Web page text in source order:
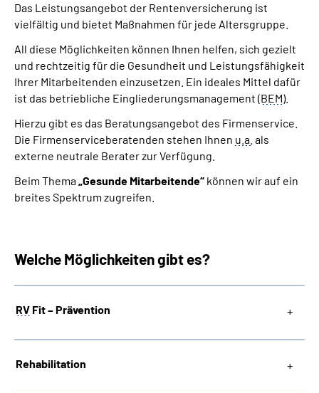
Das Leistungsangebot der Rentenversicherung ist
vielfältig und bietet Maßnahmen für jede Altersgruppe.
All diese Möglichkeiten können Ihnen helfen, sich gezielt
und rechtzeitig für die Gesundheit und Leistungsfähigkeit
Ihrer Mitarbeitenden einzusetzen. Ein ideales Mittel dafür
ist das betriebliche Eingliederungsmanagement (BEM).
Hierzu gibt es das Beratungsangebot des Firmenservice.
Die Firmenserviceberatenden stehen Ihnen u.a. als
externe neutrale Berater zur Verfügung.
Beim Thema„Gesunde Mitarbeitende“ können wir auf ein
breites Spektrum zugreifen.
Welche Möglichkeiten gibt es?
RV Fit – Prävention
Rehabilitation